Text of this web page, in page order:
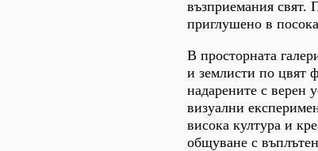
възприемания свят.
приглушено в
В просторната
и землисти по цвят
надарените с верен
визуални
висока култура и
общуване с